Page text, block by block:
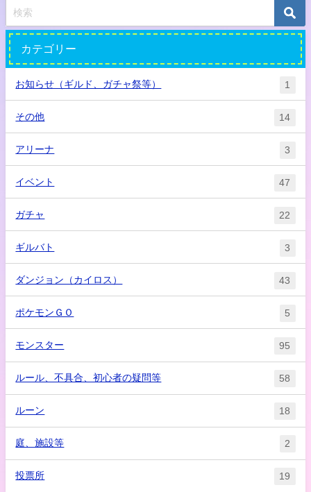
カテゴリー
お知らせ（ギルド、ガチャ祭等） 1
その他 14
アリーナ 3
イベント 47
ガチャ 22
ギルバト 3
ダンジョン（カイロス） 43
ポケモンＧＯ 5
モンスター 95
ルール、不具合、初心者の疑問等 58
ルーン 18
庭、施設等 2
投票所 19